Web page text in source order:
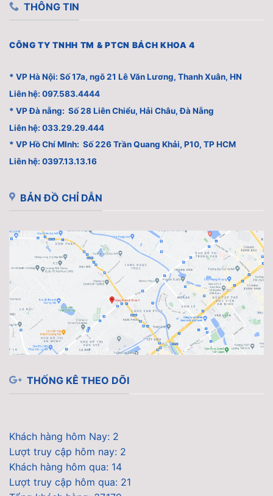
THÔNG TIN
CÔNG TY TNHH TM & PTCN BÁCH KHOA 4
* VP Hà Nội: Số 17a, ngõ 21 Lê Văn Lương, Thanh Xuân, HN
Liên hệ: 097.583.4444
* VP Đà nẵng: Số 28 Liên Chiểu, Hải Châu, Đà Nẵng
Liên hệ: 033.29.29.444
* VP Hồ Chí MInh: Số 226 Trần Quang Khải, P10, TP HCM
Liên hệ: 0397.13.13.16
BẢN ĐỒ CHỈ DẪN
THỐNG KÊ THEO DÕI
Khách hàng hôm Nay: 2
Lượt truy cập hôm nay: 2
Khách hàng hôm qua: 14
Lượt truy cập hôm qua: 21